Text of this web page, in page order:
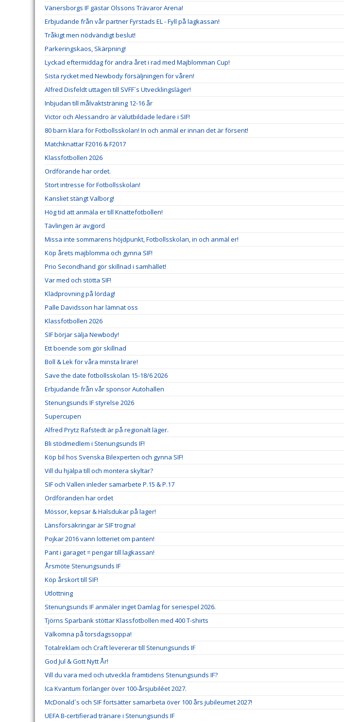
Vänersborgs IF gästar Olssons Trävaror Arena!
Erbjudande från vår partner Fyrstads EL - Fyll på lagkassan!
Tråkigt men nödvändigt beslut!
Parkeringskaos, Skärpning!
Lyckad eftermiddag för andra året i rad med Majblomman Cup!
Sista rycket med Newbody försäljningen för våren!
Alfred Disfeldt uttagen till SVFF´s Utvecklingsläger!
Inbjudan till målvaktsträning 12-16 år
Victor och Alessandro är välutbildade ledare i SIF!
80 barn klara för Fotbollsskolan! In och anmäl er innan det är försent!
Matchknattar F2016 & F2017
Klassfotbollen 2026
Ordförande har ordet.
Stort intresse för Fotbollsskolan!
Kansliet stängt Valborg!
Hög tid att anmäla er till Knattefotbollen!
Tävlingen är avgjord
Missa inte sommarens höjdpunkt, Fotbollsskolan, in och anmäl er!
Köp årets majblomma och gynna SIF!
Prio Secondhand gör skillnad i samhället!
Var med och stötta SIF!
Klädprovning på lördag!
Palle Davidsson har lämnat oss
Klassfotbollen 2026
SIF börjar sälja Newbody!
Ett boende som gör skillnad
Boll & Lek för våra minsta lirare!
Save the date fotbollsskolan 15-18/6 2026
Erbjudande från vår sponsor Autohallen
Stenungsunds IF styrelse 2026
Supercupen
Alfred Prytz Rafstedt är på regionalt läger.
Bli stödmedlem i Stenungsunds IF!
Köp bil hos Svenska Bilexperten och gynna SIF!
Vill du hjälpa till och montera skyltar?
SIF och Vallen inleder samarbete P.15 & P.17
Ordföranden har ordet
Mössor, kepsar & Halsdukar på lager!
Länsförsäkringar är SIF trogna!
Pojkar 2016 vann lotteriet om panten!
Pant i garaget = pengar till lagkassan!
Årsmöte Stenungsunds IF
Köp årskort till SIF!
Utlottning
Stenungsunds IF anmäler inget Damlag för seriespel 2026.
Tjörns Sparbank stöttar Klassfotbollen med 400 T-shirts
Välkomna på torsdagssoppa!
Totalreklam och Craft levererar till Stenungsunds IF
God Jul & Gott Nytt År!
Vill du vara med och utveckla framtidens Stenungsunds IF?
Ica Kvantum förlänger över 100-årsjubiléet 2027.
McDonald´s och SIF fortsätter samarbeta över 100 års jubileumet 2027!
UEFA B-certifierad tränare i Stenungsunds IF